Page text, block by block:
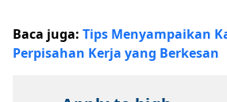
Baca juga: Tips Menyampaikan
Perpisahan Kerja yang Berkesan